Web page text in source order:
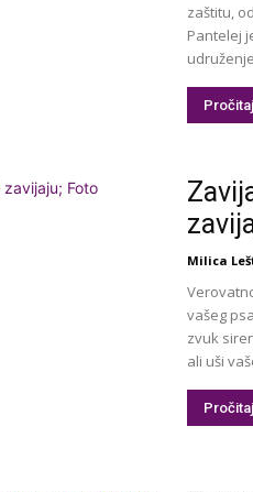
zaštitu,
Pantelej
Milica
vašeg
zvuk
ali uši